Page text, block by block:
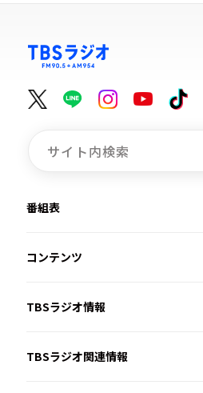
番組表
コンテンツ
TBSラジオ情報
TBSラジオ関連情報